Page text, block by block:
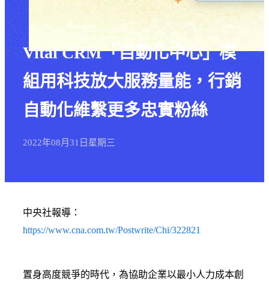
Vital CRM「自動化中心」模
組用科技放大服務量能，行銷
自動化維繫更多忠實粉絲
2022年08月 31日 星期三
中央社報導：
https://www.cna.com.tw/Postwrite/Chi/322821
置身高度競爭的時代，為協助企業以最小人力成本創